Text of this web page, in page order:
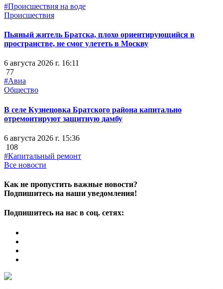
#Происшествия на воде
Происшествия
Пьяный житель Братска, плохо ориентирующийся в
пространстве, не смог улететь в Москву
6 августа 2026 г. 16:11
77
#Авиа
Общество
В селе Кузнецовка Братского района капитально
отремонтируют защитную дамбу
6 августа 2026 г. 15:36
108
#Капитальный ремонт
Все новости
Как не пропустить важные новости?
Подпишитесь на наши уведомления!
Подпишитесь на нас в соц. сетях: